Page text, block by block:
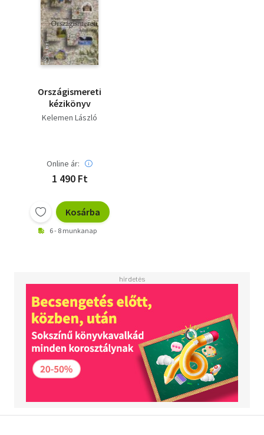
Országismereti
kézikönyv
Kelemen László
Online ár:
1 490 Ft
Kosárba
6 - 8 munkanap